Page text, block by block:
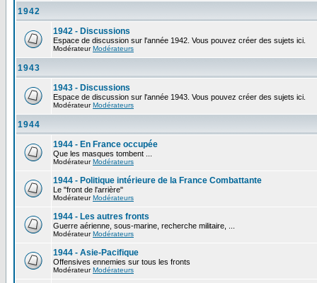
1942
1942 - Discussions
Espace de discussion sur l'année 1942. Vous pouvez créer des sujets ici.
ModérateurModérateurs
1943
1943 - Discussions
Espace de discussion sur l'année 1943. Vous pouvez créer des sujets ici.
ModérateurModérateurs
1944
1944 - En France occupée
Que les masques tombent ...
ModérateurModérateurs
1944 - Politique intérieure de la France Combattante
Le "front de l'arrière"
ModérateurModérateurs
1944 - Les autres fronts
Guerre aérienne, sous-marine, recherche militaire, ...
ModérateurModérateurs
1944 - Asie-Pacifique
Offensives ennemies sur tous les fronts
ModérateurModérateurs